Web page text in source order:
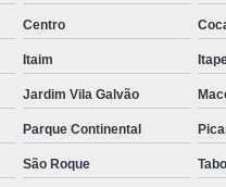
Magnética de
Magnética de Pelve
de Articulações
do Abdome Total
Centro
Itaim
Jardim Vila Galvão
Parque Continental
São Roque